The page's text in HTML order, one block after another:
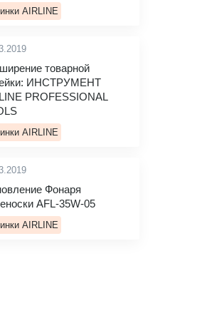
AIRLINE
товарной
ИНСТРУМЕНТ
PROFESSIONAL
AIRLINE
Фонаря
AFL-35W-05
AIRLINE